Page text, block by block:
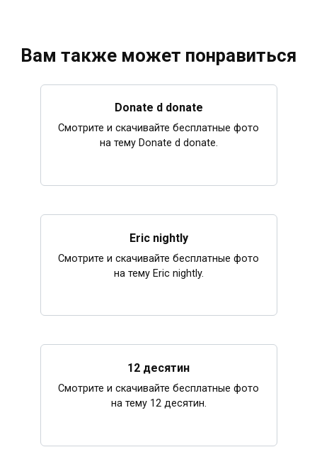
Вам также может понравиться
Donate d donate
Смотрите и скачивайте бесплатные фото
на тему Donate d donate.
Eric nightly
Смотрите и скачивайте бесплатные фото
на тему Eric nightly.
12 десятин
Смотрите и скачивайте бесплатные фото
на тему 12 десятин.